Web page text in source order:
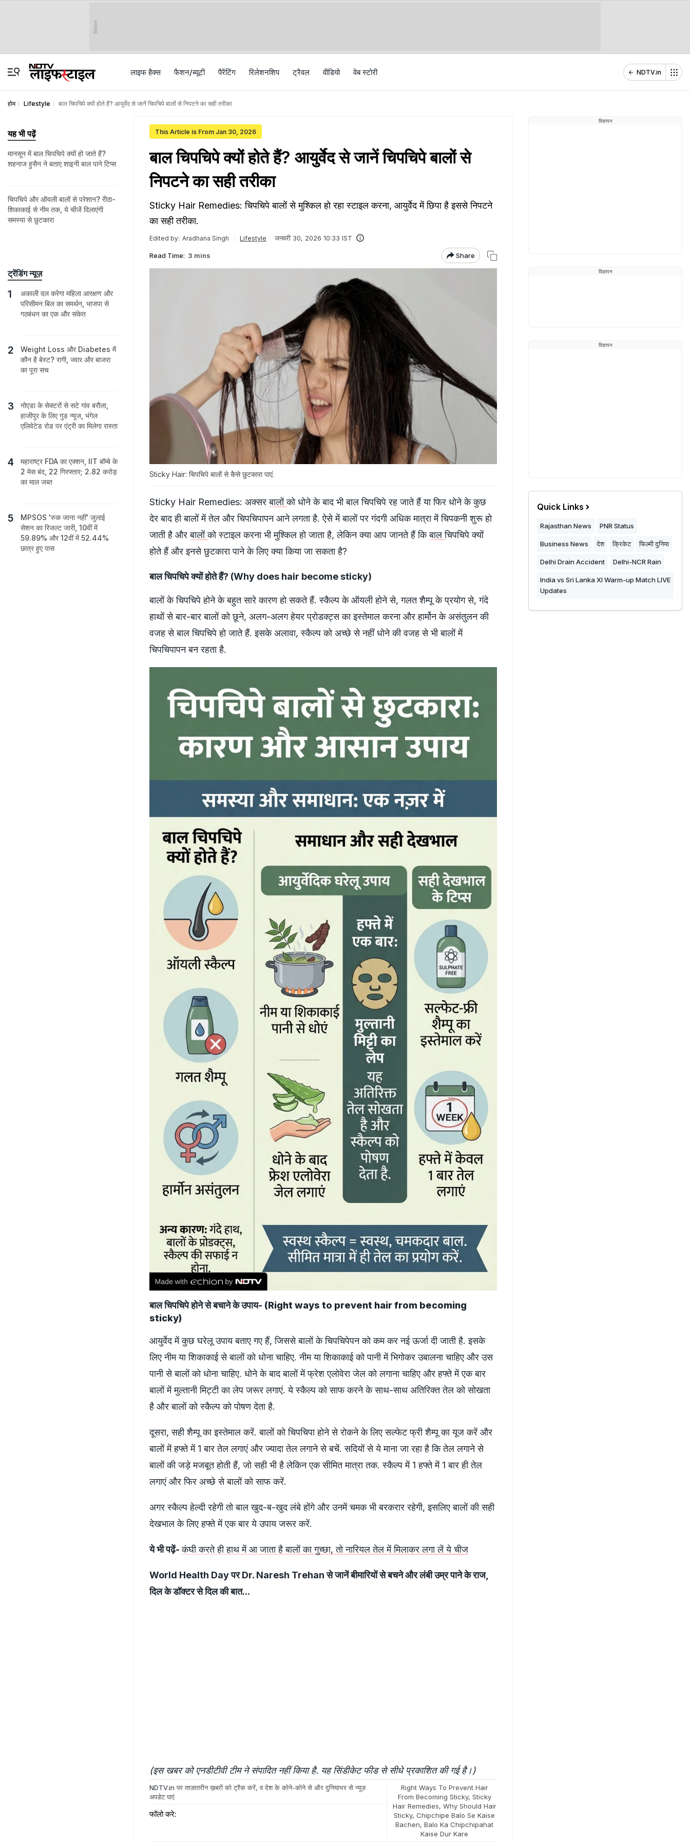
विज्ञापन
लाइफ हैक्स फैशन/ब्‍यूटी पैरेंटिंग रिलेशनशिप ट्रैवल वीड‍ियो वेब स्टोरी NDTV.in
होम Lifestyle बाल चिपचिपे क्यों होते हैं? आयुर्वेद से जानें चिपचिपे बालों से निपटने का सही तरीका
This Article is From Jan 30, 2026
बाल चिपचिपे क्यों होते हैं? आयुर्वेद से जानें चिपचिपे बालों से
निपटने का सही तरीका
Sticky Hair Remedies: चिपचिपे बालों से मुश्किल हो रहा स्टाइल करना, आयुर्वेद में छिपा है इससे निपटने
का सही तरीका.
Edited by: Aradhana Singh Lifestyle जनवरी 30, 2026 10:33 IST
Read Time: 3 mins Share
Sticky Hair: चिपचिपे बालों से कैसे छुटकारा पाएं.
Sticky Hair Remedies: अक्सरबालोंको धोने के बाद भी बाल चिपचिपे रह जाते हैं या फिर धोने के कुछ
देर बाद ही बालों में तेल और चिपचिपापन आने लगता है. ऐसे में बालों पर गंदगी अधिक मात्रा में चिपकनी शुरू हो
जाती है औरबालोंको स्टाइल करना भी मुश्किल हो जाता है, लेकिन क्या आप जानते हैं किबालचिपचिपे क्यों
होते हैं और इनसे छुटकारा पाने के लिए क्या किया जा सकता है?
बाल चिपचिपे क्यों होते हैं? (Why does hair become sticky)
बालों के चिपचिपे होने के बहुत सारे कारण हो सकते हैं. स्कैल्प के ऑयली होने से, गलत शैम्पू के प्रयोग से, गंदे
हाथों से बार-बार बालों को छूने, अलग-अलग हेयर प्रोडक्ट्स का इस्तेमाल करना और हार्मोन के असंतुलन की
वजह से बाल चिपचिपे हो जाते हैं. इसके अलावा, स्कैल्प को अच्छे से नहीं धोने की वजह से भी बालों में
चिपचिपापन बन रहता है.
बाल चिपचिपे होने से बचाने के उपाय- (Right ways to prevent hair from becoming
sticky)
आयुर्वेद में कुछ घरेलू उपाय बताए गए हैं, जिससे बालों के चिपचिपेपन को कम कर नई ऊर्जा दी जाती है. इसके
लिए नीम या शिकाकाई से बालों को धोना चाहिए. नीम या शिकाकाई को पानी में भिगोकर उबालना चाहिए और उस
पानी से बालों को धोना चाहिए. धोने के बाद बालों में फ्रेश एलोवेरा जेल को लगाना चाहिए और हफ्ते में एक बार
बालों में मुल्तानी मिट्टी का लेप जरूर लगाएं. ये स्कैल्प को साफ करने के साथ-साथ अतिरिक्त तेल को सोखता
है और बालों को स्कैल्प को पोषण देता है.
दूसरा, सही शैम्पू का इस्तेमाल करें. बालों को चिपचिपा होने से रोकने के लिए सल्फेट फ्री शैम्पू का यूज करें और
बालों में हफ्ते में 1 बार तेल लगाएं और ज्यादा तेल लगाने से बचें. सदियों से ये माना जा रहा है कि तेल लगाने से
बालों की जड़े मजबूत होती हैं, जो सही भी है लेकिन एक सीमित मात्रा तक. स्कैल्प में 1 हफ्ते में 1 बार ही तेल
लगाएं और फिर अच्छे से बालों को साफ करें.
अगर स्कैल्प हेल्दी रहेगी तो बाल खुद-ब-खुद लंबे होंगे और उनमें चमक भी बरकरार रहेगी, इसलिए बालों की सही
देखभाल के लिए हफ्ते में एक बार ये उपाय जरूर करें.
ये भी पढ़ें-कंघी करते ही हाथ में आ जाता है बालों का गुच्छा, तो नारियल तेल में मिलाकर लगा लें ये चीज
World Health Day पर Dr. Naresh Trehan से जानें बीमारियों से बचने और लंबी उम्र पाने के राज,
दिल के डॉक्टर से दिल की बात...
(इस खबर को एनडीटीवी टीम ने संपादित नहीं किया है. यह सिंडीकेट फीड से सीधे प्रकाशित की गई है।)
NDTV.in पर ताज़ातरीन ख़बरों को ट्रैक करें, व देश के कोने-कोने से और दुनियाभर से न्यूज़
अपडेट पाएं
फॉलो करे:
Right Ways To Prevent Hair
From Becoming Sticky, Sticky
Hair Remedies, Why Should Hair
Sticky,Chipchipe Balo Se Kaise
Bachen,Balo Ka Chipchipahat
Kaise Dur Kare
यह भी पढ़ें
मानसून में बाल चिपचिपे क्यों हो जाते हैं?
शहनाज हुसैन ने बताए शाइनी बाल पाने ट‍िप्‍स
चिपचिपे और ऑयली बालों से परेशान? रीठा-
शिकाकाई से नीम तक, ये चीजें दिलाएंगी
समस्या से छुटकारा
ट्रेंडिंग न्यूज़
अकाली दल करेगा महिला आरक्षण और
परिसीमन बिल का समर्थन, भाजपा से
गठबंधन का एक और संकेत
Weight Loss और Diabetes में
कौन है बेस्ट? रागी, ज्वार और बाजरा
का पूरा सच
नोएडा के सेक्टरों से सटे गांव बरौला,
हाजीपुर के लिए गुड न्यूज, भंगेल
एलिवेटेड रोड पर एंट्री का मिलेगा रास्ता
महाराष्ट्र FDA का एक्शन, IIT बॉम्बे के
2 मेस बंद, 22 गिरफ्तार; 2.82 करोड़
का माल जब्त
MPSOS 'रुक जाना नहीं' जुलाई
सेशन का रिजल्ट जारी, 10वीं में
59.89% और 12वीं में 52.44%
छात्र हुए पास
विज्ञापन
विज्ञापन
विज्ञापन
Quick Links
Rajasthan News PNR Status
Business News देश क्रिकेट फिल्मी दुनिया
Delhi Drain Accident Delhi-NCR Rain
India vs Sri Lanka XI Warm-up Match LIVE
Updates